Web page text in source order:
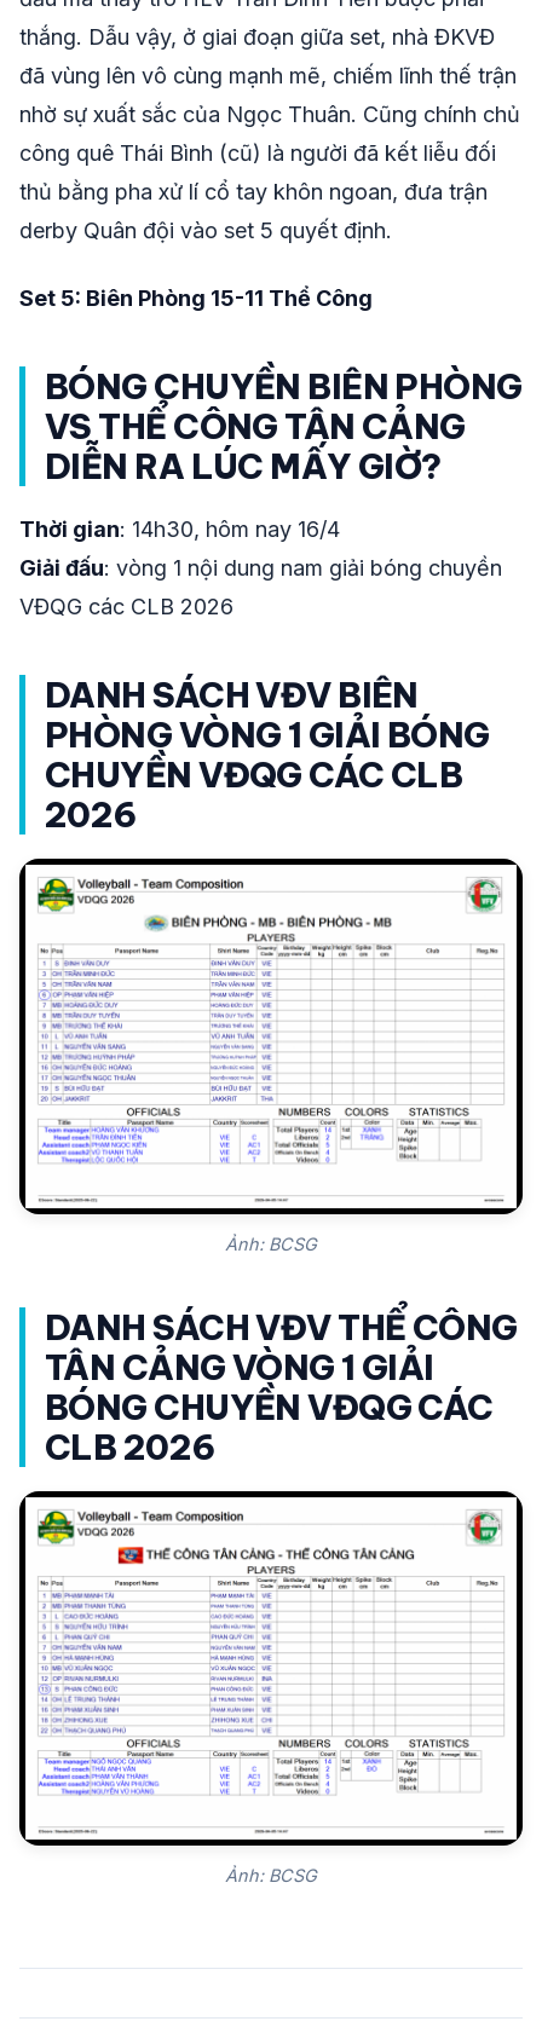
thắng. Dẫu vậy, ở giai đoạn giữa set, nhà ĐKVĐ
đã vùng lên vô cùng mạnh mẽ, chiếm lĩnh thế trận
nhờ sự xuất sắc của Ngọc Thuân. Cũng chính chủ
công quê Thái Bình (cũ) là người đã kết liễu đối
thủ bằng pha xử lí cổ tay khôn ngoan, đưa trận
derby Quân đội vào set 5 quyết định.
Set 5: Biên Phòng 15-11 Thể Công
BÓNG CHUYỀN BIÊN PHÒNG
VS THỂ CÔNG TÂN CẢNG
DIỄN RA LÚC MẤY GIỜ?
Thời gian: 14h30, hôm nay 16/4
Giải đấu: vòng 1 nội dung nam giải bóng chuyền
VĐQG các CLB 2026
DANH SÁCH VĐV BIÊN
PHÒNG VÒNG 1 GIẢI BÓNG
CHUYỀN VĐQG CÁC CLB
2026
Ảnh: BCSG
DANH SÁCH VĐV THỂ CÔNG
TÂN CẢNG VÒNG 1 GIẢI
BÓNG CHUYỀN VĐQG CÁC
CLB 2026
Ảnh: BCSG